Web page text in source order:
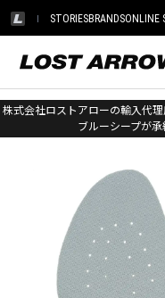
STORIESBRANDSONLINE
株式会社ロストアローの輸入代
ブルーシープが承
ホーム > スカルパ > アパレ